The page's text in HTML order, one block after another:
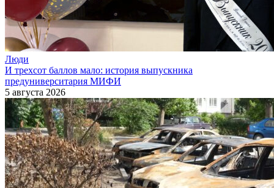
Люди
И трехсот баллов мало: история выпускника
предуниверситария МИФИ
5 августа 2026